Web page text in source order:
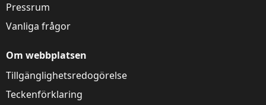
Pressrum
Vanliga frågor
Om webbplatsen
Tillgänglighetsredogörelse
Teckenförklaring